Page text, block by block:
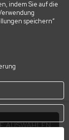
indem Sie auf die
speichern“
AUSWÄHLEN